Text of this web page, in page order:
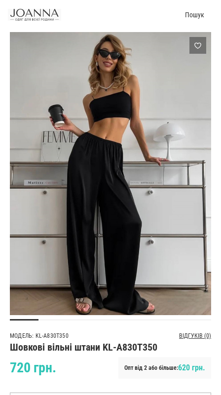
Пошук
МОДЕЛЬ: KL-A830T350 ВІДГУКІВ (0)
Шовкові вільні штани KL-A830T350
720 грн. Опт від 2 або більше:620 грн.